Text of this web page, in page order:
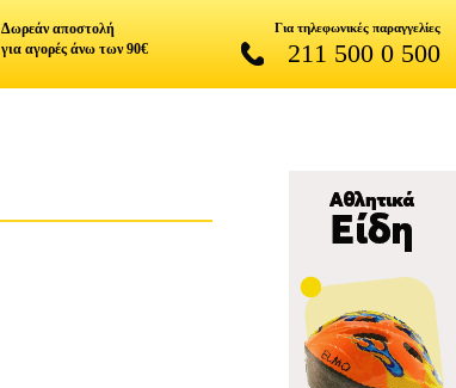
Δωρεάν αποστολή
για αγορές άνω των 90€
Για τηλεφωνικές παραγγελίες
211 500 0 500